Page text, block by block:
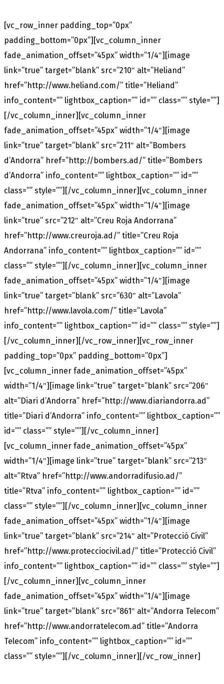
[vc_row_inner padding_top=”0px”
padding_bottom=”0px”][vc_column_inner
fade_animation_offset=”45px” width=”1/4″][image
link=”true” target=”blank” src=”210″ alt=”Heliand”
href=”http://www.heliand.com/” title=”Heliand”
info_content=”” lightbox_caption=”” id=”” class=”” style=””]
[/vc_column_inner][vc_column_inner
fade_animation_offset=”45px” width=”1/4″][image
link=”true” target=”blank” src=”211″ alt=”Bombers
d’Andorra” href=”http://bombers.ad/” title=”Bombers
d’Andorra” info_content=”” lightbox_caption=”” id=””
class=”” style=””][/vc_column_inner][vc_column_inner
fade_animation_offset=”45px” width=”1/4″][image
link=”true” src=”212″ alt=”Creu Roja Andorrana”
href=”http://www.creuroja.ad/” title=”Creu Roja
Andorrana” info_content=”” lightbox_caption=”” id=””
class=”” style=””][/vc_column_inner][vc_column_inner
fade_animation_offset=”45px” width=”1/4″][image
link=”true” target=”blank” src=”630″ alt=”Lavola”
href=”http://www.lavola.com/” title=”Lavola”
info_content=”” lightbox_caption=”” id=”” class=”” style=””]
[/vc_column_inner][/vc_row_inner][vc_row_inner
padding_top=”0px” padding_bottom=”0px”]
[vc_column_inner fade_animation_offset=”45px”
width=”1/4″][image link=”true” target=”blank” src=”206″
alt=”Diari d’Andorra” href=”http://www.diariandorra.ad”
title=”Diari d’Andorra” info_content=”” lightbox_caption=””
id=”” class=”” style=””][/vc_column_inner]
[vc_column_inner fade_animation_offset=”45px”
width=”1/4″][image link=”true” target=”blank” src=”213″
alt=”Rtva” href=”http://www.andorradifusio.ad/”
title=”Rtva” info_content=”” lightbox_caption=”” id=””
class=”” style=””][/vc_column_inner][vc_column_inner
fade_animation_offset=”45px” width=”1/4″][image
link=”true” target=”blank” src=”214″ alt=”Protecció Civil”
href=”http://www.protecciocivil.ad/” title=”Protecció Civil”
info_content=”” lightbox_caption=”” id=”” class=”” style=””]
[/vc_column_inner][vc_column_inner
fade_animation_offset=”45px” width=”1/4″][image
link=”true” target=”blank” src=”861″ alt=”Andorra Telecom”
href=”http://www.andorratelecom.ad” title=”Andorra
Telecom” info_content=”” lightbox_caption=”” id=””
class=”” style=””][/vc_column_inner][/vc_row_inner]